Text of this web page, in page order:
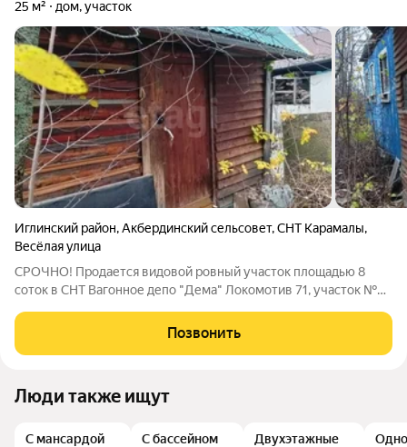
25 м² дом, участок
Иглинский район,Акбердинский сельсовет,СНТ Карамалы,
Весёлая улица
СРОЧНО! Продается видовой ровный участок площадью 8
соток в СНТ Вагонное депо "Дема" Локомотив 71, участок №
сторону Нагаево, по Нагаевской трассе. Дорога до участка
ровная, щебенка. 20 км до
Позвонить
Люди также ищут
С мансардой С бассейном Двухэтажные